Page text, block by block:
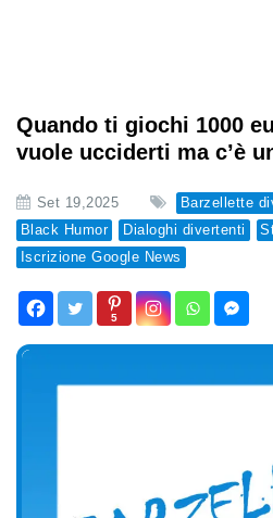
Quando ti giochi 1000
vuole ucciderti ma c’è
Set 19,2025 Barzellette
Black Humor
Dialoghi divertenti
Iscrizione Google News
5